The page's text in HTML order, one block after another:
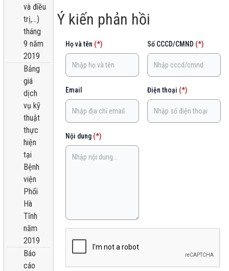
và điều
trị,...)
tháng
9 năm
2019
Bảng
giá
dịch
vụ kỹ
thuật
thực
hiện
tại
Bệnh
viện
Phổi
Hà
Tĩnh
năm
2019
Báo
cáo
Ý kiến phản hồi
Họ và tên (*) Số CCCD/CMND (*)
Email Điện thoại (*)
Nội dung (*)